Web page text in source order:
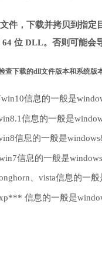
件，下载并拷贝到指
位 DLL。否则可能会
查下载的dll文件版本和系统版
信息的一般是
信息的一般是
信息的一般是
信息的一般是
、vista信息的一
信息的一般是